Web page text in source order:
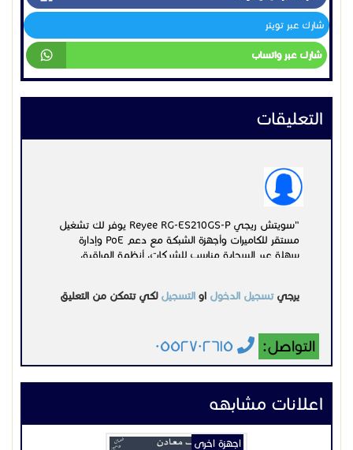
شارك عبر تويتر
شارك عبر واتساب
التعليقات
"سويتش ريجي Reyee RG-ES210GS-P يوفر لك تشغيل
مستقر للكاميرات وأجهزة الشبكة مع دعم PoE وإدارة
سهلة عبر السحابة مناسب للشركات، أنظمة المراقبة،
منذ شهرين
يرجيتسجيل الدخول او التسجيل لكي تتمكن من التعليق
التواصل: ٠٥٥٢٧٠٢٦١٥
اعلانات مشابهه
اجهزة اخرى